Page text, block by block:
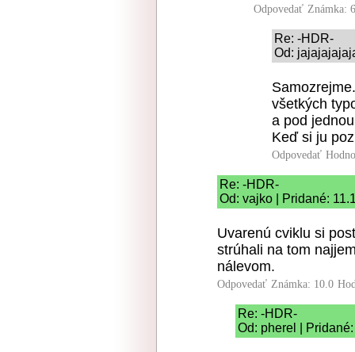
Odpovedať Známka:
Re: -HDR-
Od:
všetkých
a pod
Keď si ju
Odpovedať
Re: -HDR-
Od: vajko | Pridané:
Uvarenú cviklu si
strúhali na tom
nálevom.
Odpovedať Známka: 10.0
Re: -HDR-
Od: pherel |